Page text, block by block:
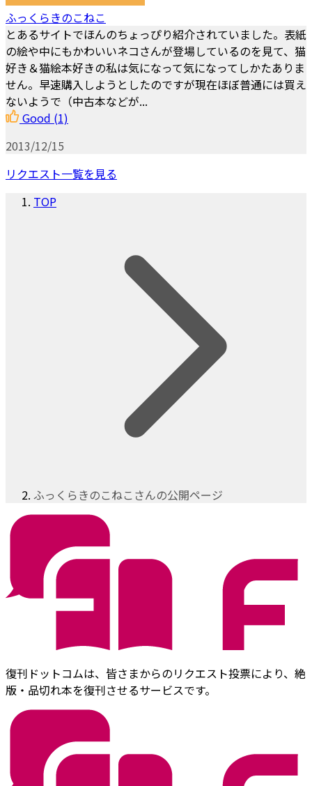
ふっくらきのこねこ
とあるサイトでほんのちょっぴり紹介されていました。表紙
の絵や中にもかわいいネコさんが登場しているのを見て、猫
好き＆猫絵本好きの私は気になって気になってしかたありま
せん。早速購入しようとしたのですが現在ほぼ普通には買え
ないようで（中古本などが...
Good (1)
2013/12/15
リクエスト一覧を見る
TOP
ふっくらきのこねこさんの公開ページ
復刊ドットコムは、皆さまからのリクエスト投票により、絶
版・品切れ本を復刊させるサービスです。